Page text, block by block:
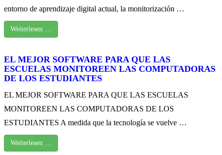
entorno de aprendizaje digital actual, la monitorización …
Weiterlesen …
EL MEJOR SOFTWARE PARA QUE LAS
ESCUELAS MONITOREEN LAS COMPUTADORAS
DE LOS ESTUDIANTES
EL MEJOR SOFTWARE PARA QUE LAS ESCUELAS
MONITOREEN LAS COMPUTADORAS DE LOS
ESTUDIANTES A medida que la tecnología se vuelve …
Weiterlesen …